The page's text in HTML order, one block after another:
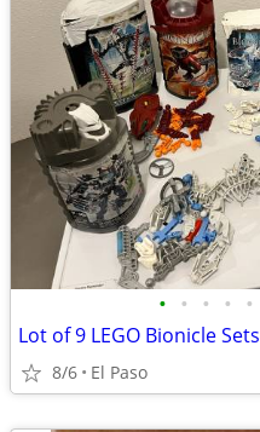
• • • • •
Lot of 9 LEGO Bionicle Sets
8/6 El Paso